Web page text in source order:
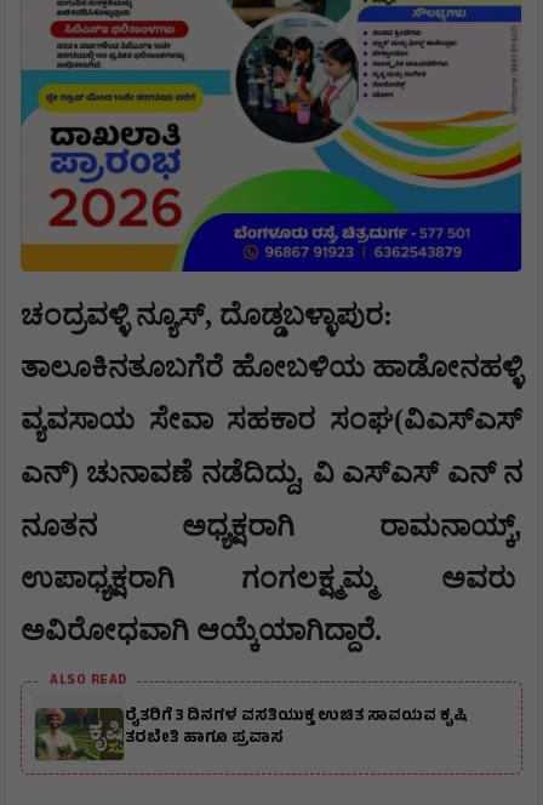
ಚಂದ್ರವಳ್ಳಿ ನ್ಯೂಸ್, ದೊಡ್ಡಬಳ್ಳಾಪುರ:
ತಾಲೂಕಿನತೂಬಗೆರೆ ಹೋಬಳಿಯ ಹಾಡೋನಹಳ್ಳಿ
ವ್ಯವಸಾಯ ಸೇವಾ ಸಹಕಾರ ಸಂಘ(ವಿಎಸ್ಎಸ್
ಎನ್) ಚುನಾವಣೆ ನಡೆದಿದ್ದು, ವಿ ಎಸ್ಎಸ್ ಎನ್ ನ
ನೂತನ ಅಧ್ಯಕ್ಷರಾಗಿ ರಾಮನಾಯ್ಕ್,
ಉಪಾಧ್ಯಕ್ಷರಾಗಿ ಗಂಗಲಕ್ಷ್ಮಮ್ಮ ಅವರು
ಅವಿರೋಧವಾಗಿ ಆಯ್ಕೆಯಾಗಿದ್ದಾರೆ.
ALSO READ
ರೈತರಿಗೆ 3 ದಿನಗಳ ವಸತಿಯುಕ್ತ ಉಚಿತ ಸಾವಯವ ಕೃಷಿ
ತರಬೇತಿ ಹಾಗೂ ಪ್ರವಾಸ